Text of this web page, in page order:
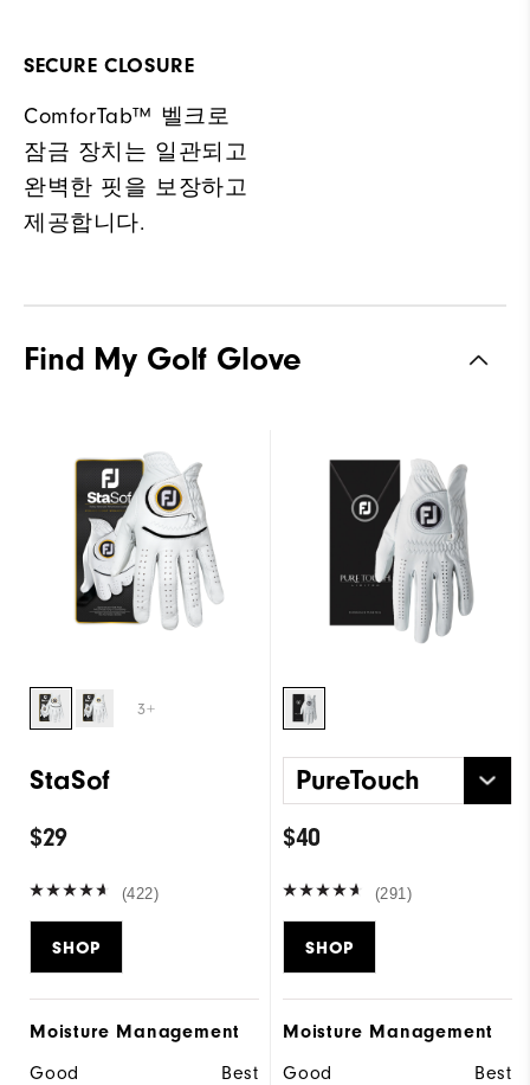
SECURE CLOSURE
ComforTab™ 벨크로
잠금 장치는 일관되고
완벽한 핏을 보장하고
제공합니다.
Find My Golf Glove
3+
StaSof
$29
(422)
SHOP
Moisture Management
Good
Best
PureTouch
$40
(291)
SHOP
Moisture Management
Good
Best